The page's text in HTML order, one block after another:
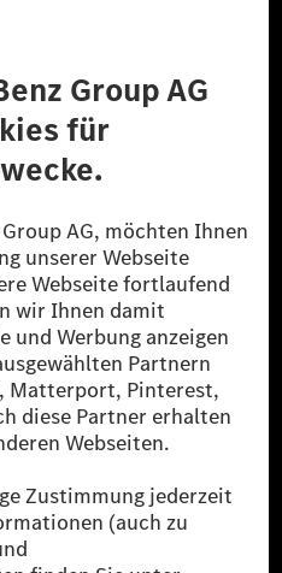
Dritter Barrierefreiheit
Rechte vorbehalten.
nicht vermiedene oder nicht
Benz Group durch
werden.
Bestandteil von MB.CHARGE
China. Sofern an der jeweiligen
Energien vorliegt,
Diese stellen
Public eine äquivalente
ins Stromnetz eingespeist wird.
dem vorgeschriebenen
Light vehicles Test